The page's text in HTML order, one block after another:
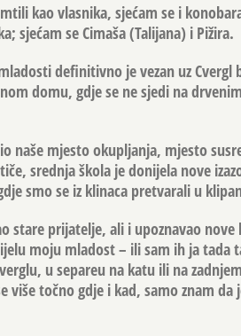
kao vlasnika, sjećam se i
sjećam se Cimaša (Talijana) i Pižira.
definitivno je vezan uz
domu, gdje se ne sjedi na
naše mjesto okupljanja, mjesto
srednja škola je donijela nove
smo se iz klinaca pretvarali u
stare prijatelje, ali i upoznavao
moju mladost – ili sam ih ja tada
u separeu na katu ili na
više točno gdje i kad, samo znam